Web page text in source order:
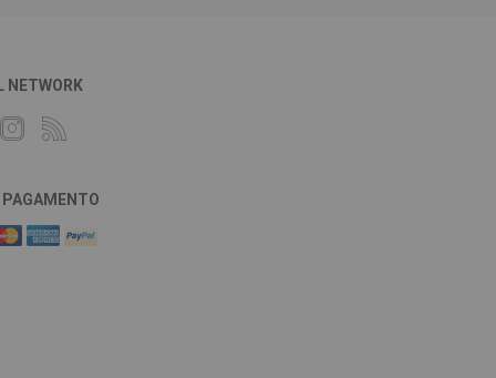
NETWORK